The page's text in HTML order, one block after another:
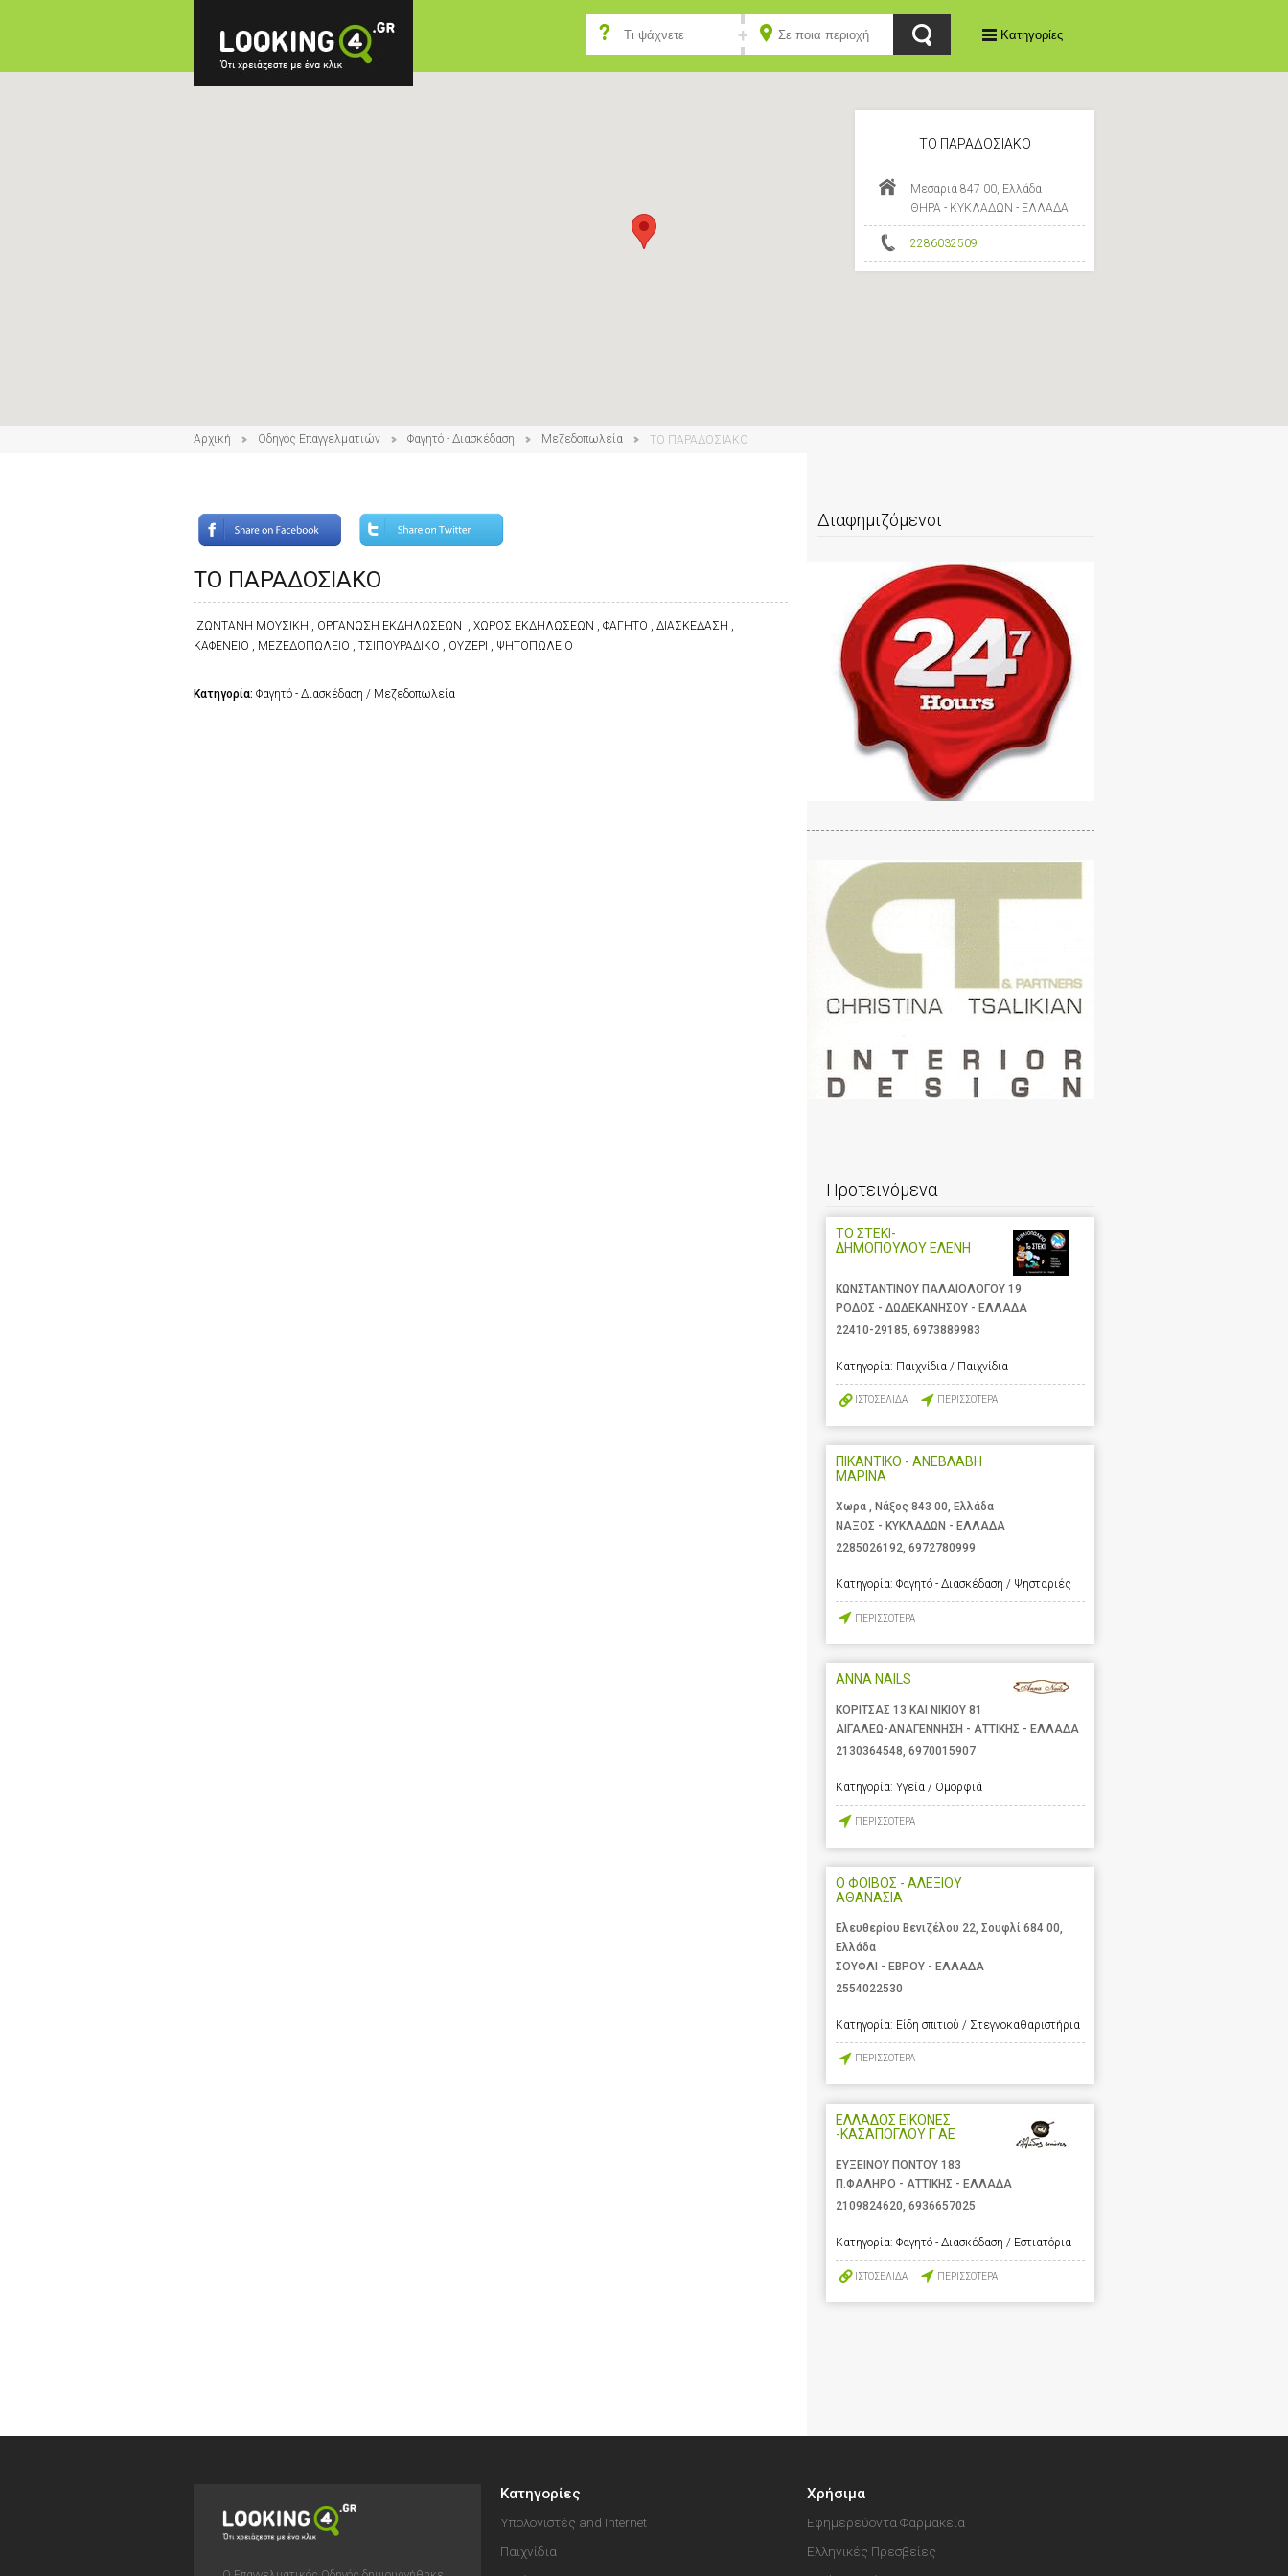
Κατηγορίες
ΤΟ ΠΑΡΑΔΟΣΙΑΚΟ
Μεσαριά 847 00, Ελλάδα
ΘΗΡΑ - ΚΥΚΛΑΔΩΝ - ΕΛΛΑΔΑ
2286032509
Αρχική Οδηγός Επαγγελματιών Φαγητό - Διασκέδαση Μεζεδοπωλεία ΤΟ ΠΑΡΑΔΟΣΙΑΚΟ
ΤΟ ΠΑΡΑΔΟΣΙΑΚΟ
ΖΩΝΤΑΝΗ ΜΟΥΣΙΚΗ , ΟΡΓΑΝΩΣΗ ΕΚΔΗΛΩΣΕΩΝ , ΧΩΡΟΣ ΕΚΔΗΛΩΣΕΩΝ , ΦΑΓΗΤΟ , ΔΙΑΣΚΕΔΑΣΗ ,
ΚΑΦΕΝΕΙΟ , ΜΕΖΕΔΟΠΩΛΕΙΟ , ΤΣΙΠΟΥΡΑΔΙΚΟ , ΟΥΖΕΡΙ , ΨΗΤΟΠΩΛΕΙΟ
Κατηγορία: Φαγητό - Διασκέδαση / Μεζεδοπωλεία
Διαφημιζόμενοι
Προτεινόμενα
ΤΟ ΣΤΕΚΙ-
ΔΗΜΟΠΟΥΛΟΥ ΕΛΕΝΗ
ΚΩΝΣΤΑΝΤΙΝΟΥ ΠΑΛΑΙΟΛΟΓΟΥ 19
ΡΟΔΟΣ - ΔΩΔΕΚΑΝΗΣΟΥ - ΕΛΛΑΔΑ
22410-29185 6973889983
Κατηγορία: Παιχνίδια / Παιχνίδια
ΙΣΤΟΣΕΛΙΔΑ ΠΕΡΙΣΣΟΤΕΡΑ
ΠΙΚΑΝΤΙΚΟ - ΑΝΕΒΛΑΒΗ
ΜΑΡΙΝΑ
Χωρα , Νάξος 843 00, Ελλάδα
ΝΑΞΟΣ - ΚΥΚΛΑΔΩΝ - ΕΛΛΑΔΑ
2285026192, 6972780999
Κατηγορία: Φαγητό - Διασκέδαση / Ψησταριές
ΠΕΡΙΣΣΟΤΕΡΑ
ANNA NAILS
ΚΟΡΙΤΣΑΣ 13 ΚΑΙ ΝΙΚΙΟΥ 81
ΑΙΓΑΛΕΩ-ΑΝΑΓΕΝΝΗΣΗ - ΑΤΤΙΚΗΣ - ΕΛΛΑΔΑ
2130364548, 6970015907
Κατηγορία: Υγεία / Ομορφιά
ΠΕΡΙΣΣΟΤΕΡΑ
Ο ΦΟΙΒΟΣ - ΑΛΕΞΙΟΥ
ΑΘΑΝΑΣΙΑ
Ελευθερίου Βενιζέλου 22, Σουφλί 684 00,
Ελλάδα
ΣΟΥΦΛΙ - ΕΒΡΟΥ - ΕΛΛΑΔΑ
2554022530
Κατηγορία: Είδη σπιτιού / Στεγνοκαθαριστήρια
ΠΕΡΙΣΣΟΤΕΡΑ
ΕΛΛΑΔΟΣ ΕΙΚΟΝΕΣ
-ΚΑΣΑΠΟΓΛΟΥ Γ ΑΕ
ΕΥΞΕΙΝΟΥ ΠΟΝΤΟΥ 183
Π.ΦΑΛΗΡΟ - ΑΤΤΙΚΗΣ - ΕΛΛΑΔΑ
2109824620, 6936657025
Κατηγορία: Φαγητό - Διασκέδαση / Εστιατόρια
ΙΣΤΟΣΕΛΙΔΑ ΠΕΡΙΣΣΟΤΕΡΑ
Κατηγορίες
Υπολογιστές and Internet
Παιχνίδια
Χρήσιμα
Εφημερεύοντα Φαρμακεία
Ελληνικές Πρεσβείες